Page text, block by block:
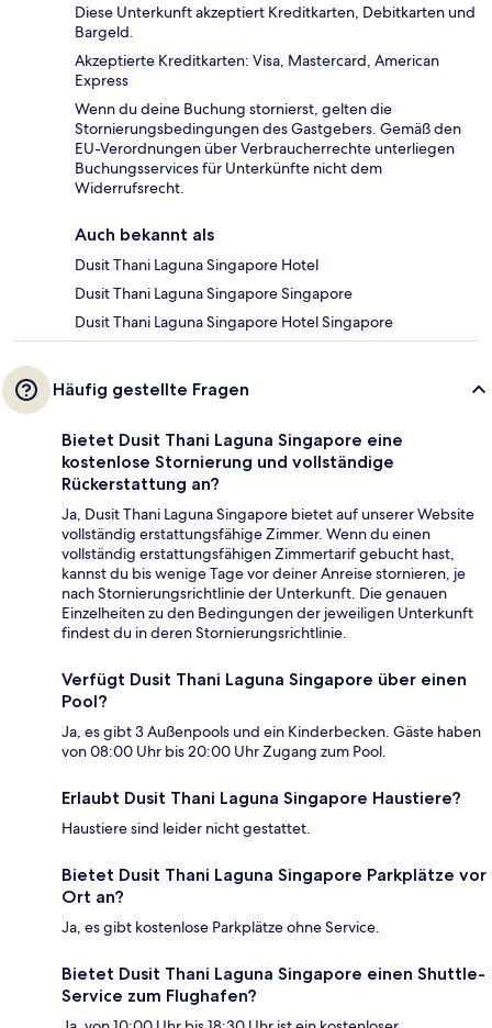
Diese Unterkunft akzeptiert Kreditkarten, Debitkarten und
Bargeld.
Akzeptierte Kreditkarten: Visa, Mastercard, American
Express
Wenn du deine Buchung stornierst, gelten die
Stornierungsbedingungen des Gastgebers. Gemäß den
EU-Verordnungen über Verbraucherrechte unterliegen
Buchungsservices für Unterkünfte nicht dem
Widerrufsrecht.
Auch bekannt als
Dusit Thani Laguna Singapore Hotel
Dusit Thani Laguna Singapore Singapore
Dusit Thani Laguna Singapore Hotel Singapore
Häufig gestellte Fragen
Bietet Dusit Thani Laguna Singapore eine
kostenlose Stornierung und vollständige
Rückerstattung an?
Ja, Dusit Thani Laguna Singapore bietet auf unserer Website
vollständig erstattungsfähige Zimmer. Wenn du einen
vollständig erstattungsfähigen Zimmertarif gebucht hast,
kannst du bis wenige Tage vor deiner Anreise stornieren, je
nach Stornierungsrichtlinie der Unterkunft. Die genauen
Einzelheiten zu den Bedingungen der jeweiligen Unterkunft
findest du in deren Stornierungsrichtlinie.
Verfügt Dusit Thani Laguna Singapore über einen
Pool?
Ja, es gibt 3 Außenpools und ein Kinderbecken. Gäste haben
von 08:00 Uhr bis 20:00 Uhr Zugang zum Pool.
Erlaubt Dusit Thani Laguna Singapore Haustiere?
Haustiere sind leider nicht gestattet.
Bietet Dusit Thani Laguna Singapore Parkplätze vor
Ort an?
Ja, es gibt kostenlose Parkplätze ohne Service.
Bietet Dusit Thani Laguna Singapore einen Shuttle-
Service zum Flughafen?